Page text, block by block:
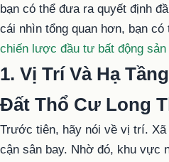
bạn có thể đưa ra quyết định
cái nhìn tổng quan hơn, bạn có
chiến lược đầu tư bất động sản
1. Vị Trí Và Hạ
Đất Thổ Cư Long
Trước tiên, hãy nói về vị trí.
cận sân bay. Nhờ đó, khu vực